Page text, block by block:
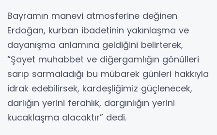
Bayramın manevi atmosferine değinen
Erdoğan, kurban ibadetinin yakınlaşma ve
dayanışma anlamına geldiğini belirterek,
“Şayet muhabbet ve diğergamlığın gönülleri
sarıp sarmaladığı bu mübarek günleri hakkıyla
idrak edebilirsek, kardeşliğimiz güçlenecek,
darlığın yerini ferahlık, dargınlığın yerini
kucaklaşma alacaktır” dedi.